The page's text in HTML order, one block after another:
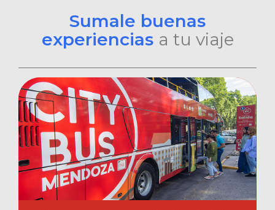
Sumale buenas
experiencias a tu viaje